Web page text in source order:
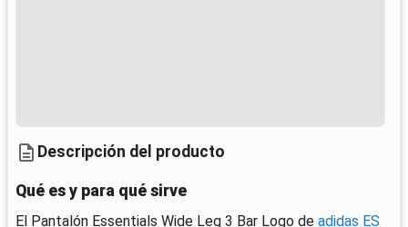
Descripción del producto
Qué es y para qué sirve
El Pantalón Essentials Wide Leg 3 Bar Logo de adidas ES